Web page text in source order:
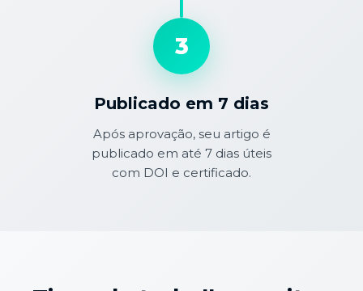
3
Publicado em 7 dias
Após aprovação, seu artigo é
publicado em até 7 dias úteis
com DOI e certificado.